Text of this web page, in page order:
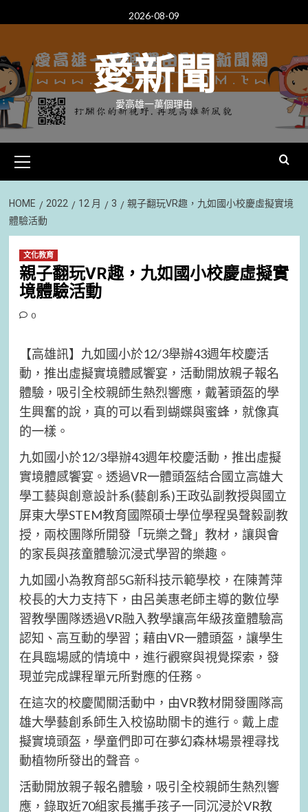
to
2026-08-09
愛新聞
愛高雄一萬個理由
Menu
HOME 2022 12 月 3
親子翻玩VR趣，九如國小校慶虛擬實境
體驗活動
文化教育
親子翻玩VR趣，九如國小校慶虛擬實
境體驗活動
0
【高雄訊】九如國小於12/3舉辦43週年校慶活
動，推出虛擬實境體感饗宴，活動開放親子報名
體驗，吸引全校親師生熱烈響應，戴著頭盔的學
生興奮的說，真的可以看到蝴蝶與蜜蜂，就像真
的一樣。
九如國小於12/3舉辦43週年校慶活動，推出虛擬
實境體感饗宴。透過VR一體頭盔結合國立高雄大
學工藝與創意設計系(藝創系)王政弘副教授與國立
屏東大學STEM教育國際碩士學位學程吳聲毅副教
授，兩校團隊所開發「玩樂之聲」教材，讓與會
的家長與孩童體驗沉浸式學習的樂趣。
九如國小為教育部5G新科技示範學校，在陳菁萍
校長的大力支持下，由呂美惠老師主導的數位學
習教學團隊透過VR融入教學讓高年級孩童體驗高
認知、高互動的學習；藉由VR一體頭盔，讓學生
在具臨場感的情境中，進行觀察與視覺探索，發
現並完成課程單元所對應的任務。
在這次的校慶闖關活動中，由VR教材開發團隊高
雄大學藝創系師生入校協助關卡的進行。戴上虛
擬實境頭盔，學童們即可在夢幻森林場景裡尋找
動植物所發出的聲音。
活動開放親子報名體驗，吸引全校親師生熱烈響
應，錄取近70組家長攜手孩子一同沉浸於VR教